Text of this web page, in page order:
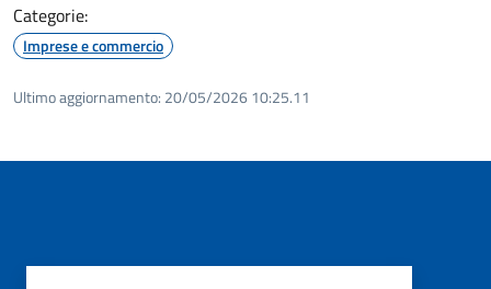
Categorie:
Imprese e commercio
Ultimo aggiornamento: 20/05/2026 10:25.11